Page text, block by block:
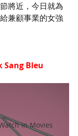
in Movies
將近，今日就為
兼顧事業的女強
Sang Bleu